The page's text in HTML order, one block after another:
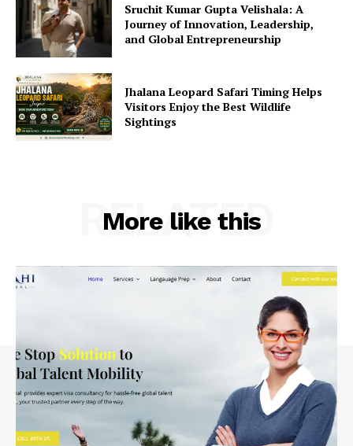
Sruchit Kumar Gupta Velishala: A
Journey of Innovation, Leadership,
and Global Entrepreneurship
Jhalana Leopard Safari Timing Helps
Visitors Enjoy the Best Wildlife
Sightings
More like this
RELATED